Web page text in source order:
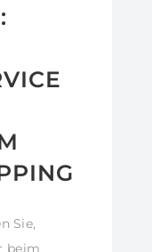
Sie,
beim